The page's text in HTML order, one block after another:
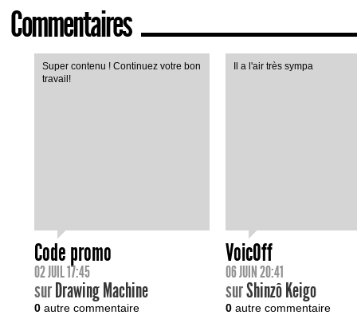
Commentaires
Super contenu ! Continuez votre bon
travail!
Code promo
02 JUIL 17:45
sur Drawing Machine
0autre commentaire
Il a l'air très sympa
VoicOff
06 JUIN 20:41
surShinzô Keigo
0autre commentaire